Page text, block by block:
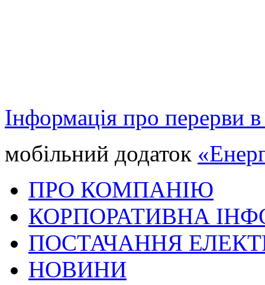
Інформація про перерви
мобільний додаток
ПРО КОМПАНІЮ
КОРПОРАТИВНА
ПОСТАЧАННЯ
НОВИНИ